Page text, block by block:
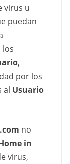
virus u
puedan
los
,
por los
al Usuario
no
in
virus,